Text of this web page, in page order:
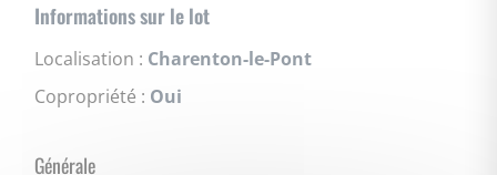
Informations sur le lot
Localisation : Charenton-le-Pont
Copropriété : Oui
Générale